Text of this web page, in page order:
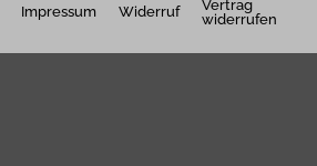
Impressum Widerruf
Vertrag
widerrufen